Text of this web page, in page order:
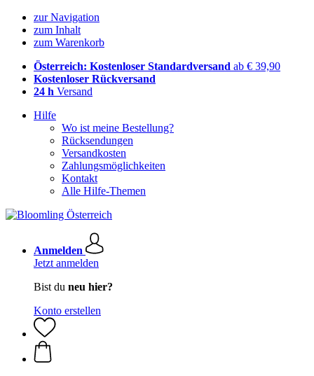
zur Navigation
zum Inhalt
zum Warenkorb
Österreich: Kostenloser Standardversand ab € 39,90
Kostenloser Rückversand
24 h Versand
Hilfe
Wo ist meine Bestellung?
Rücksendungen
Versandkosten
Zahlungsmöglichkeiten
Kontakt
Alle Hilfe-Themen
Anmelden
Jetzt anmelden
Bist du neu hier?
Konto erstellen